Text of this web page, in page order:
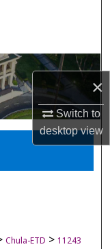
×
Switch to
desktopview
Chula-ETD > 11243